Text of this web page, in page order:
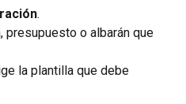
.
presupuesto o albarán que
la plantilla que debe